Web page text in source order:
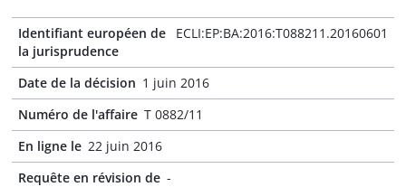
Identifiant européen de
la jurisprudence
ECLI:EP:BA:2016:T088211.20160601
Date de la décision 1 juin 2016
Numéro de l'affaire T 0882/11
En ligne le 22 juin 2016
Requête en révision de -